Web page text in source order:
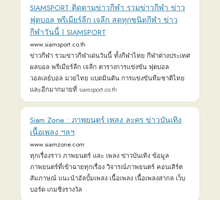
learning a new language now for free!
The MATTER — Make News Relevant.
thematter.co
Make News Relevant.
พจนานุกรม Longdo Dictionary แปลภาษา คำ
ศัพท์
พจนานุกรม แปลภาษา แปลภาษาอังกฤษ แปลความหมาย
Longdo Dictionary English Japanese German French
Dictionary Service
ข่าวหนัง หนังใหม่ เรื่องย่อละคร ซีรีส์เกาหลี รีวิว
บทวิจารณ์หนัง
movie.sanook.com
รวมข่าวหนังออนไลน์ หนังไทย หนังต่างประเทศ โปรแกรม